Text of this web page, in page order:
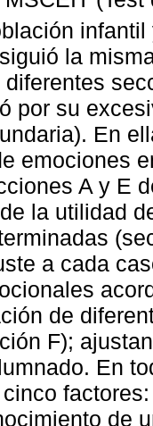
la
por su
En
emociones
A y E
la utilidad
a cada
de
F);
En
de